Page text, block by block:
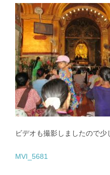
ビデオも撮影しましたので少
MVI_5681